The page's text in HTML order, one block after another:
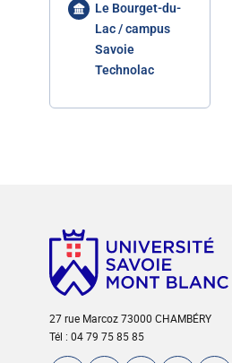
Le Bourget-du-
Lac / campus
Savoie
Technolac
27 rue Marcoz 73000 CHAMBÉRY
Tél : 04 79 75 85 85